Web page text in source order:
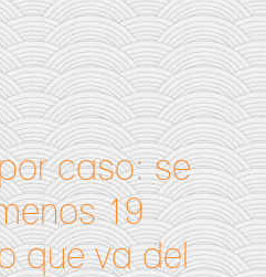
caso: se
19
que va del